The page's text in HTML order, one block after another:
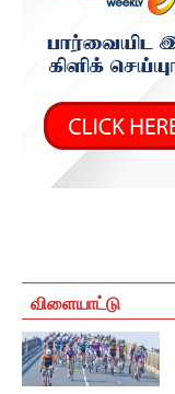
விளையாட்டு